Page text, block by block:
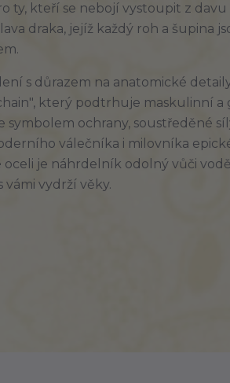
ty, kteří se nebojí vystoupit z
draka, jejíž každý roh a šupina
s důrazem na anatomické
který podtrhuje maskulinní a
symbolem ochrany, soustředěné
válečníka i milovníka epické
oceli je náhrdelník odolný vůči
vámi vydrží věky.